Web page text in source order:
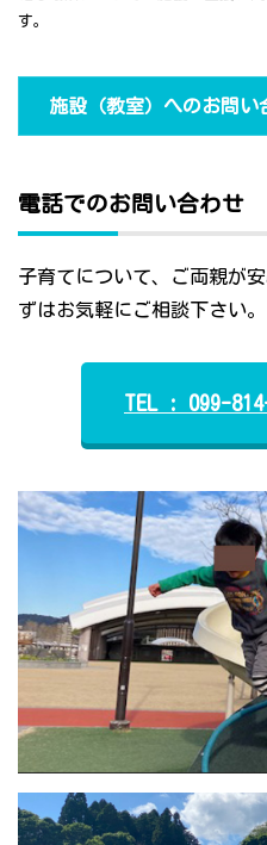
す。
施設（教室）へのお問い
電話でのお問い合わせ
子育てについて、ご両親が
ずはお気軽にご相談下さい。
TEL : 099-